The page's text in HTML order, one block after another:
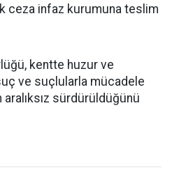
ceza infaz kurumuna teslim
kentte huzur ve
ve suçlularla mücadele
aralıksız sürdürüldüğünü